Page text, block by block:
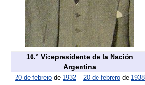
16.° Vicepresidente de la Nación
Argentina
20 de febrero de 1932 – 20 de febrero de 1938